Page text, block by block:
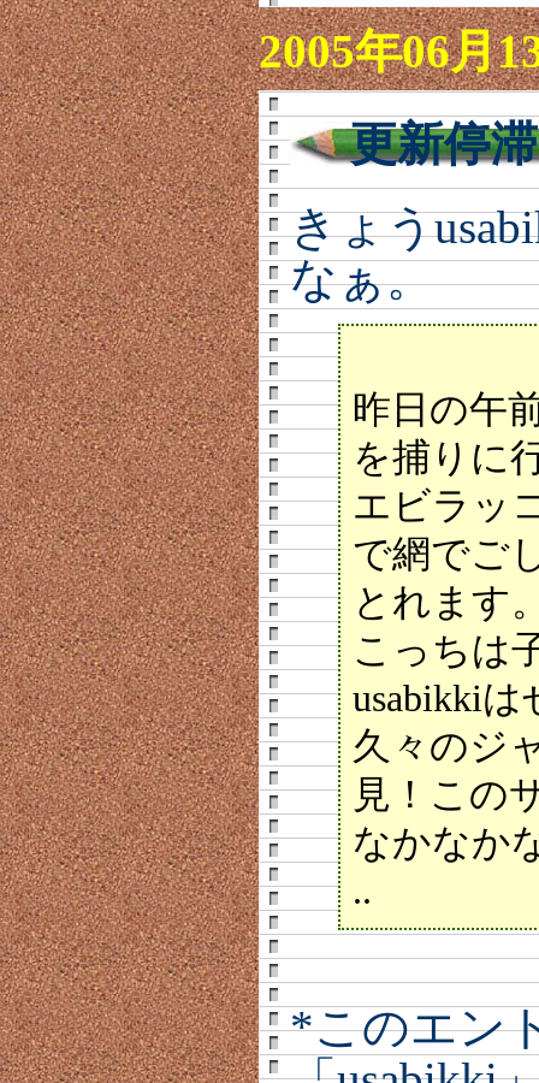
2005年06月
更新停
きょう
なぁ。
昨日の午
を捕りに
エビラッ
で網でご
とれます
こっちは
usabikki
久々のジ
見！この
なかなか
..
*このエン